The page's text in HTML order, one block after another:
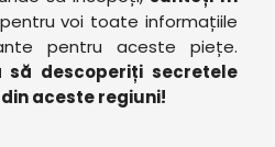
voi toate informațiile
pentru aceste piețe.
să descoperiți secretele
aceste regiuni!